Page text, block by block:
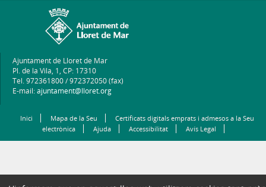
Ajuntament de Lloret de Mar
Pl. de la Vila, 1, CP: 17310
Tel. 972361800 / 972372050 (fax)
E-mail:ajuntament@lloret.org
Inici Mapa de la Seu
Certificats digitals emprats i admesos a la Seu
electrònica
Ajuda Accessibilitat Avís Legal